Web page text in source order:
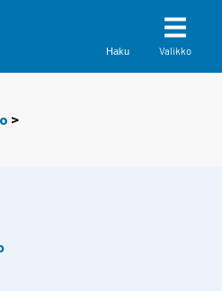
Haku Valikko
>